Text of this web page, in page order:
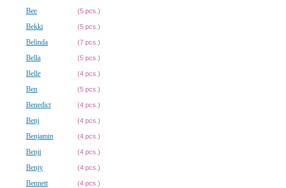
Bee (5 pcs.)
Bekki (5 pcs.)
Belinda (7 pcs.)
Bella (5 pcs.)
Belle (4 pcs.)
Ben (5 pcs.)
Benedict (4 pcs.)
Benj (4 pcs.)
Benjamin (4 pcs.)
Benji (4 pcs.)
Benjy (4 pcs.)
Bennett (4 pcs.)